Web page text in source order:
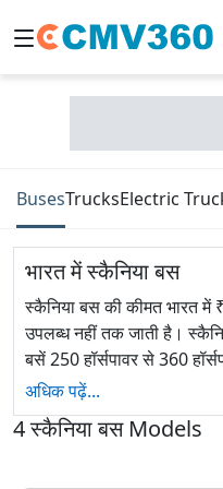
Trucks
Buses Electric
भारत में स्कैनिया बस
स्कैनिया बस की कीमत भारत
उपलब्ध नहीं तक जाती है।
बसें 250 हॉर्सपावर से 360
ब्रांड ने भारत में स्कूल बसों से
परिवहन बसों तक पेश की हैं।
टूरिंग बस एच. डी।,इंटरलिंक
अधिक पढ़ें...
4स्कैनियाबसModels